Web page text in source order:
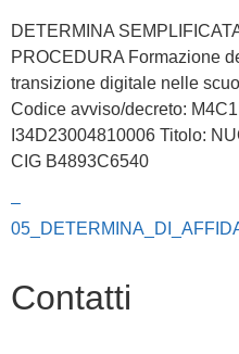
DETERMINA
PROCEDURA Formazione
transizione digitale nelle
Codice avviso/decreto:
I34D23004810006 Titolo:
CIG B4893C6540
–
Contatti